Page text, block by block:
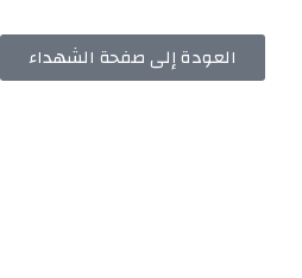
العودة إلى صفحة الشهداء